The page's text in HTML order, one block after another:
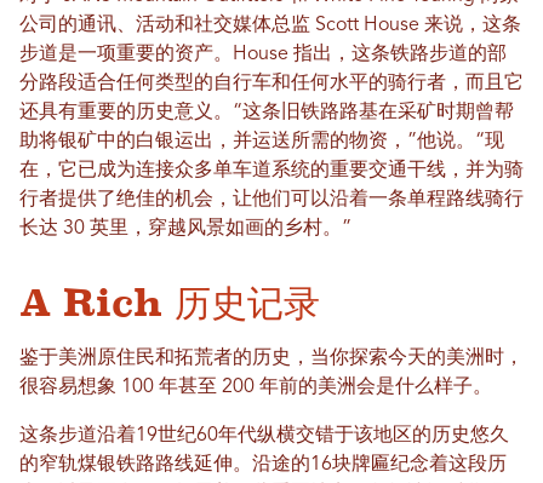
公司的通讯、活动和社交媒体总监 Scott House 来说，这条
步道是一项重要的资产。House 指出，这条铁路步道的部
分路段适合任何类型的自行车和任何水平的骑行者，而且它
还具有重要的历史意义。“这条旧铁路路基在采矿时期曾帮
助将银矿中的白银运出，并运送所需的物资，”他说。“现
在，它已成为连接众多单车道系统的重要交通干线，并为骑
行者提供了绝佳的机会，让他们可以沿着一条单程路线骑行
长达 30 英里，穿越风景如画的乡村。”
A Rich 历史记录
鉴于美洲原住民和拓荒者的历史，当你探索今天的美洲时，
很容易想象 100 年甚至 200 年前的美洲会是什么样子。
这条步道沿着19世纪60年代纵横交错于该地区的历史悠久
的窄轨煤银铁路路线延伸。沿途的16块牌匾纪念着这段历